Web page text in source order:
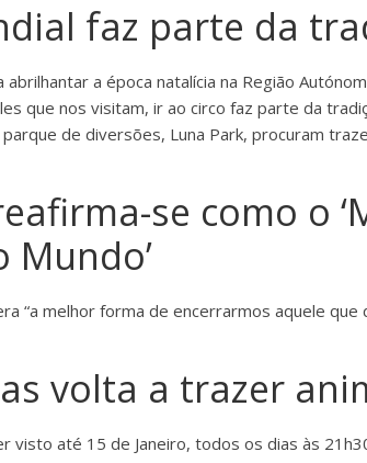
faz parte da
abrilhantar a época natalícia na Região
que nos visitam, ir ao circo faz parte da
de diversões, Luna Park, procuram
se como o
Mundo’
“a melhor forma de encerrarmos aquele
volta a trazer
visto até 15 de Janeiro, todos os dias às